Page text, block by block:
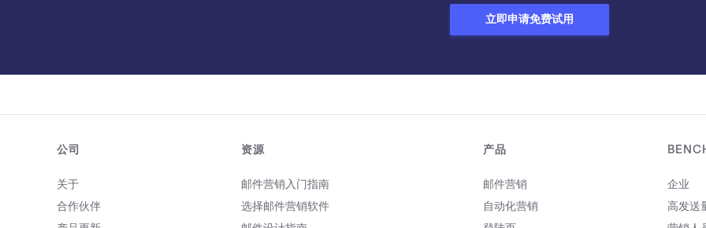
立即申请免费试用
公司
关于
合作伙伴
资源
邮件营销入门指南
选择邮件营销软件
产品
邮件营销
自动化营销
企业
高发送